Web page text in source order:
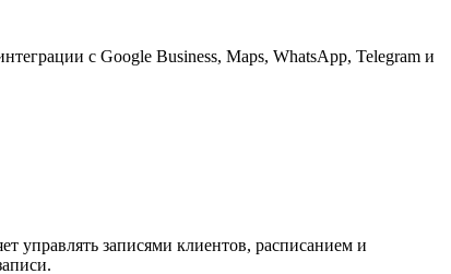
с Google Business, Maps, WhatsApp, Telegram и
управлять записями клиентов, расписанием и